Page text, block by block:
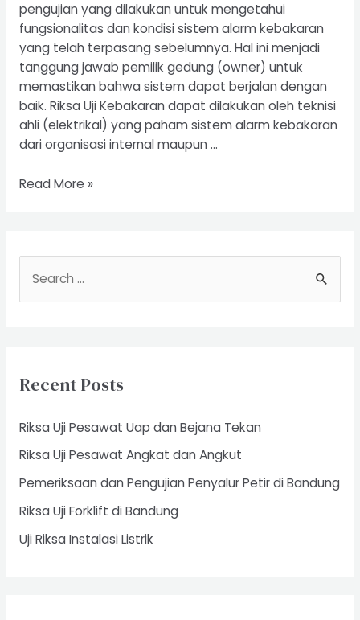
pengujian yang dilakukan untuk mengetahui
fungsionalitas dan kondisi sistem alarm kebakaran
yang telah terpasang sebelumnya. Hal ini menjadi
tanggung jawab pemilik gedung (owner) untuk
memastikan bahwa sistem dapat berjalan dengan
baik. Riksa Uji Kebakaran dapat dilakukan oleh teknisi
ahli (elektrikal) yang paham sistem alarm kebakaran
dari organisasi internal maupun …
Riksa
Read More »
h
:
Recent Posts
Riksa Uji Pesawat Uap dan Bejana Tekan
Riksa Uji Pesawat Angkat dan Angkut
Pemeriksaan dan Pengujian Penyalur Petir di Bandung
Riksa Uji Forklift di Bandung
Uji Riksa Instalasi Listrik